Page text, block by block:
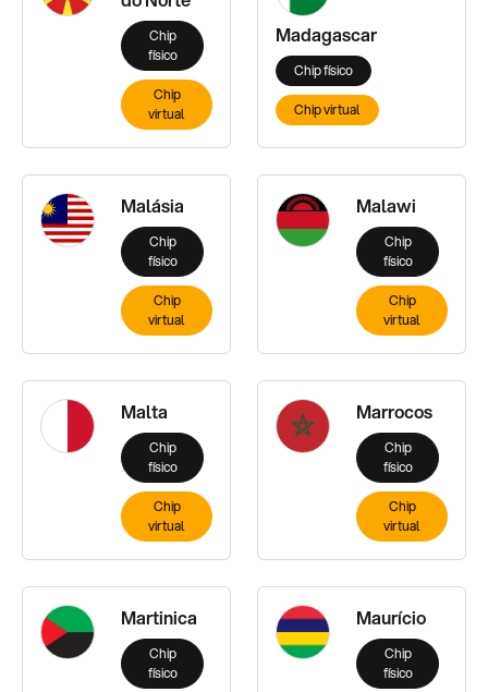
Chip
físico
Chip
virtual
Madagascar
Chip físico
Chip virtual
Malásia
Chip
físico
Chip
virtual
Malawi
Chip
físico
Chip
virtual
Malta
Chip
físico
Chip
virtual
Marrocos
Chip
físico
Chip
virtual
Martinica
Chip
físico
Maurício
Chip
físico